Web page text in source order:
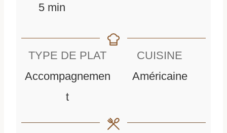
5m
n
min
u
t
e
TYPE DE PLAT
Accompagnemen
t
CUISINE
Américaine